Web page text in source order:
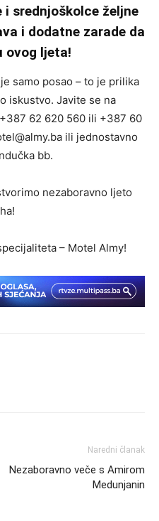
srednjoškolce željne
i dodatne zarade da
ovog ljeta!
samo posao – to je prilika
iskustvo. Javite se na
62 620 560 ili +387 60
ili jednostavno
bb.
nezaboravno ljeto
– Motel Almy!
Naredni članak
Nezaboravno veče s Amirom
Medunjanin